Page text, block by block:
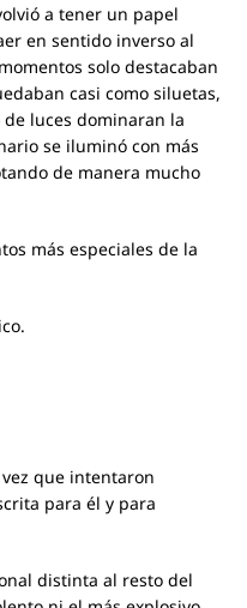
a tener un papel
en sentido inverso al
solo destacaban
casi como siluetas,
luces dominaran la
se iluminó con más
de manera mucho
más especiales de la
que intentaron
para él y para
distinta al resto del